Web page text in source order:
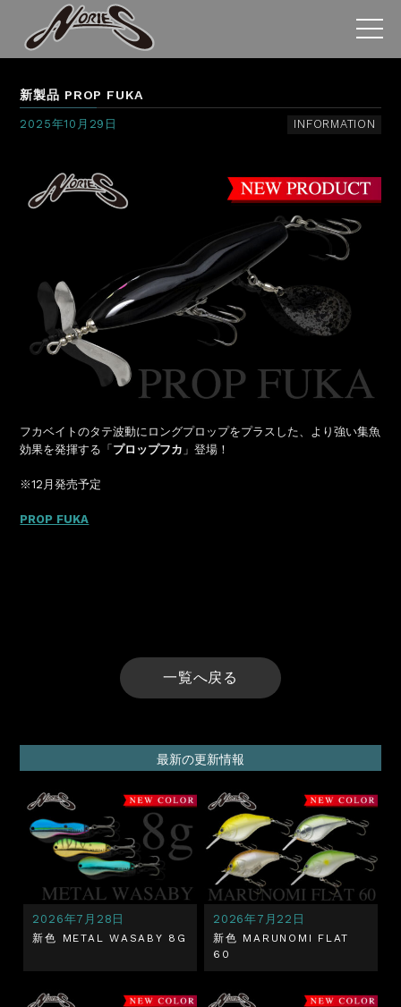
新製品 PROP FUKA
2025年10月29日 INFORMATION
フカベイトのタテ波動にロングプロップをプラスした、より強い集魚
効果を発揮する「プロップフカ 」登場！
※12月発売予定
PROP FUKA
一覧へ戻る
最新の更新情報
2026年7月28日
新色 METAL WASABY 8G
2026年7月22日
新色 MARUNOMI FLAT
60